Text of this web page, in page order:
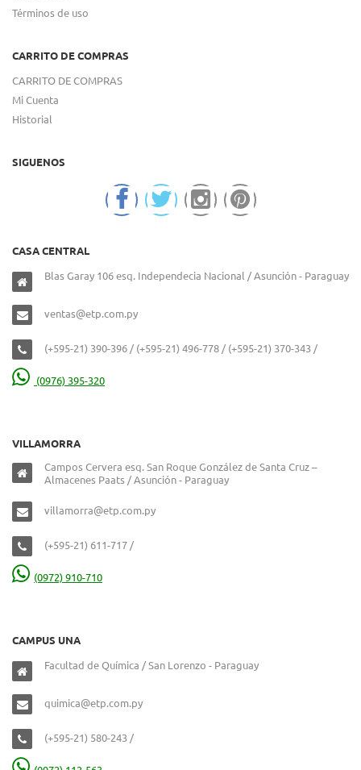
Términos de uso
CARRITO DE COMPRAS
CARRITO DE COMPRAS
Mi Cuenta
Historial
SIGUENOS
CASA CENTRAL
Blas Garay 106 esq. Independecia Nacional / Asunción - Paraguay
ventas@etp.com.py
(+595-21) 390-396 / (+595-21) 496-778 / (+595-21) 370-343 /
(0976) 395-320
VILLAMORRA
Campos Cervera esq. San Roque González de Santa Cruz –
Almacenes Paats / Asunción - Paraguay
villamorra@etp.com.py
(+595-21) 611-717 /
(0972) 910-710
CAMPUS UNA
Facultad de Química / San Lorenzo - Paraguay
quimica@etp.com.py
(+595-21) 580-243 /